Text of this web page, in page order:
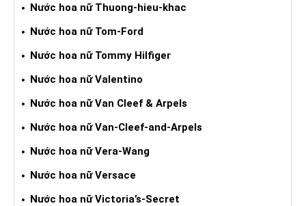
Nước hoa nữ Thuong-hieu-khac
Nước hoa nữ Tom-Ford
Nước hoa nữ Tommy Hilfiger
Nước hoa nữ Valentino
Nước hoa nữ Van Cleef & Arpels
Nước hoa nữ Van-Cleef-and-Arpels
Nước hoa nữ Vera-Wang
Nước hoa nữ Versace
Nước hoa nữ Victoria’s-Secret